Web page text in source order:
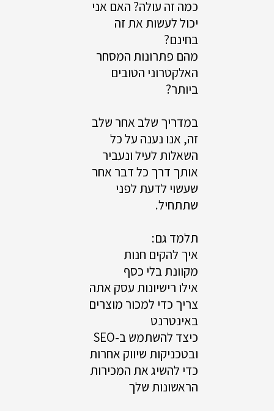
כמה זה עולה? האם אני
יכול לעשות את זה
בחינם?
מהם פתרונות המסחר
האלקטרוני הטובים
ביותר?
במדריך שלב אחר שלב
זה, אנו נענה על כל
השאלות לעיל ונעביר
אותך דרך כל דבר אחר
שעשוי לדעת לפני
שתתחיל.
תלמד גם:
איך להקים חנות
מקוונת בלי כסף
אילו רישיונות עסק אתה
צריך כדי למכור מוצרים
באינטרנט
כיצד להשתמש ב-SEO
ובטכניקות שיווק אחרות
כדי להשיג את המכירות
הראשונות שלך